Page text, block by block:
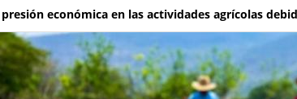
presión económica en las actividades agrícolas